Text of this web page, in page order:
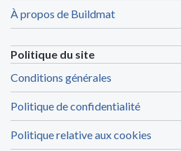
À propos de Buildmat
Politique du site
Conditions générales
Politique de confidentialité
Politique relative aux cookies